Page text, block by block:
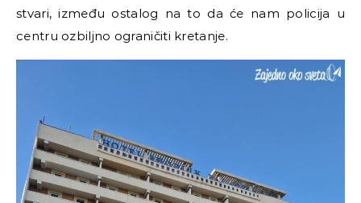
stvari, između ostalog na to da će nam policija u
centru ozbiljno ograničiti kretanje.